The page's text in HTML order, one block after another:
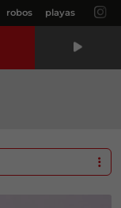
robos playas